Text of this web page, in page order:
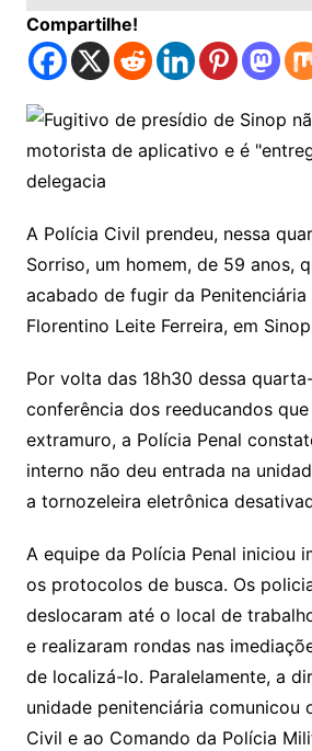
Compartilhe!
A Polícia Civil prendeu, nessa
Sorriso, um homem, de 59 anos,
acabado de fugir da Penitenciária
Florentino Leite Ferreira, em
Por volta das 18h30 dessa
conferência dos reeducandos
extramuro, a Polícia Penal
interno não deu entrada na
a tornozeleira eletrônica
A equipe da Polícia Penal iniciou
os protocolos de busca. Os
deslocaram até o local de
e realizaram rondas nas
de localizá-lo. Paralelamente, a
unidade penitenciária comunicou
Civil e ao Comando da Polícia